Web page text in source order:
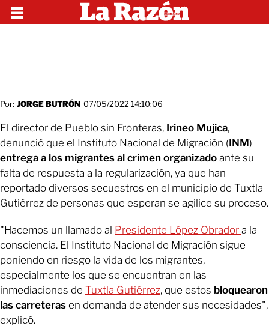
Por: JORGE BUTRÓN 07/05/2022 14:10:06
El director de Pueblo sin Fronteras, Irineo Mujica,
denunció que el Instituto Nacional de Migración (INM)
entrega a los migrantes al crimen organizado ante su
falta de respuesta a la regularización, ya que han
reportado diversos secuestros en el municipio de Tuxtla
Gutiérrez de personas que esperan se agilice su proceso.
"Hacemos un llamado al Presidente López Obrador a la
consciencia. El Instituto Nacional de Migración sigue
poniendo en riesgo la vida de los migrantes,
especialmente los que se encuentran en las
inmediaciones de Tuxtla Gutiérrez, que estos bloquearon
las carreteras en demanda de atender sus necesidades",
explicó.